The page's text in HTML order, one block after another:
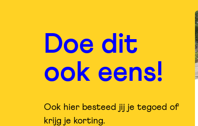
Doe dit
ook eens!
Ook hier besteed jij je tegoed of
krijg je korting.